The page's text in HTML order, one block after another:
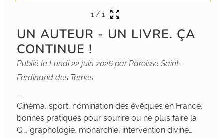
1 / 1
UN AUTEUR - UN LIVRE. ÇA
CONTINUE !
Publié le Lundi 22 juin 2026 par Paroisse Saint-
Ferdinand des Ternes
Cinéma, sport, nomination des évêques en France,
bonnes pratiques pour sourire ou ne plus faire la
G…, graphologie, monarchie, intervention divine…